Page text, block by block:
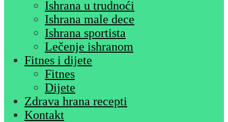
Ishrana u trudnoći
Ishrana male dece
Ishrana sportista
Lečenje ishranom
Fitnes i dijete
Fitnes
Dijete
Zdrava hrana recepti
Kontakt